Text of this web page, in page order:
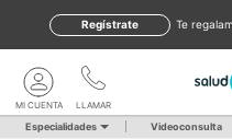
te
Regístrate
LLAMAR
MI CUENTA
Especialidades Videoconsulta